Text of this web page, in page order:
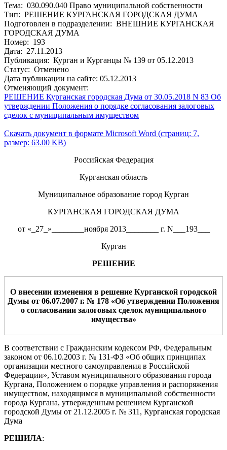
Тема: 030.090.040 Право муниципальной собственности
Тип: РЕШЕНИЕ КУРГАНСКАЯ ГОРОДСКАЯ ДУМА
Подготовлен в подразделении: ВНЕШНИЕ КУРГАНСКАЯ
ГОРОДСКАЯ ДУМА
Номер: 193
Дата: 27.11.2013
Публикация: Курган и Курганцы № 139 от 05.12.2013
Статус: Отменено
Дата публикации на сайте: 05.12.2013
Отменяющий документ:
РЕШЕНИЕ Курганская городская Дума от 30.05.2018 N 83 Об
утверждении Положения о порядке согласования залоговых
сделок с муниципальным имуществом
Скачать документ в формате Microsoft Word (страниц: 7,
размер: 63.00 KB)
Российская Федерация
Курганская область
Муниципальное образование город Курган
КУРГАНСКАЯ ГОРОДСКАЯ ДУМА
от «_27_»________ноября 2013________ г. N___193___
Курган
РЕШЕНИЕ
О внесении изменения в решение Курганской городской
Думы от 06.07.2007 г. № 178 «Об утверждении Положения
о согласовании залоговых сделок муниципального
имущества»
В соответствии с Гражданским кодексом РФ, Федеральным
законом от 06.10.2003 г. № 131-ФЗ «Об общих принципах
организации местного самоуправления в Российской
Федерации», Уставом муниципального образования города
Кургана, Положением о порядке управления и распоряжения
имуществом, находящимся в муниципальной собственности
города Кургана, утвержденным решением Курганской
городской Думы от 21.12.2005 г. № 311, Курганская городская
Дума
РЕШИЛА: